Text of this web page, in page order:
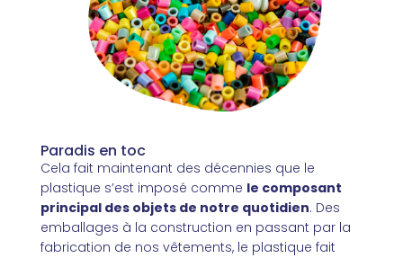
Paradis en toc
Cela fait maintenant des décennies que le
plastique s’est imposé comme le composant
principal des objets de notre quotidien. Des
emballages à la construction en passant par la
fabrication de nos vêtements, le plastique fait